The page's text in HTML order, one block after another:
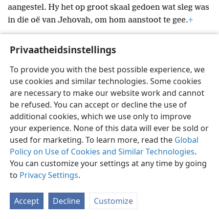
Privaatheidsinstellings
To provide you with the best possible experience, we
use cookies and similar technologies. Some cookies
are necessary to make our website work and cannot
be refused. You can accept or decline the use of
additional cookies, which we use only to improve
your experience. None of this data will ever be sold or
used for marketing. To learn more, read the Global
Policy on Use of Cookies and Similar Technologies.
You can customize your settings at any time by going
to Privacy Settings.
Accept Decline Customize
aangestel. Hy het op groot skaal gedoen wat sleg was
in die oë van Jehovah, om hom aanstoot te gee.+
Afrikaans Voorkeure
Copyright© 2026 Watch Tower Bible and Tract Society of Pennsylvania
Gebruiksvoorwaardes Privaatheidsbeleid
Privaatheidsinstellings
JW.ORG